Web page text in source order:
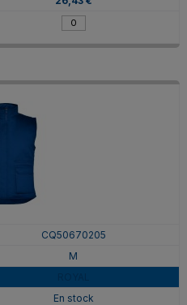
CQ50670205
M
En stock